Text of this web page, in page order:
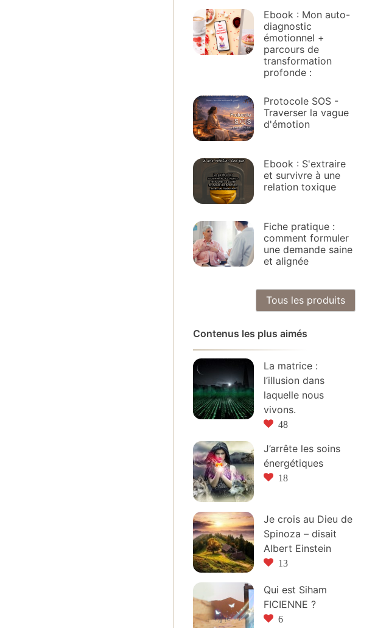
Ebook : Mon auto-
diagnostic
émotionnel +
parcours de
transformation
profonde :
Protocole SOS -
Traverser la vague
d'émotion
Ebook : S'extraire
et survivre à une
relation toxique
Fiche pratique :
comment formuler
une demande saine
et alignée
Tous les produits
Contenus les plus aimés
La matrice :
l’illusion dans
laquelle nous
vivons.
48
J’arrête les soins
énergétiques
18
Je crois au Dieu de
Spinoza – disait
Albert Einstein
13
Qui est Siham
FICIENNE ?
6